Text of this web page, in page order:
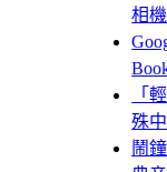
相機
「
殊
鬧